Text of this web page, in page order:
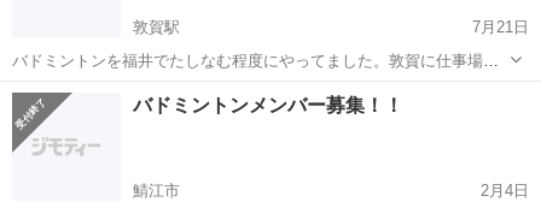
敦賀駅
7月21日
バドミントンを福井でたしなむ程度にやってました。敦賀に仕事場変
わったので、敦賀でバドミントンができるチーム等紹介してくれると
嬉しいです。ちなみに初級レベルです。
福井 敦賀駅 バドミントン レベル
バドミントンメンバー募集！！
鯖江市
2月4日